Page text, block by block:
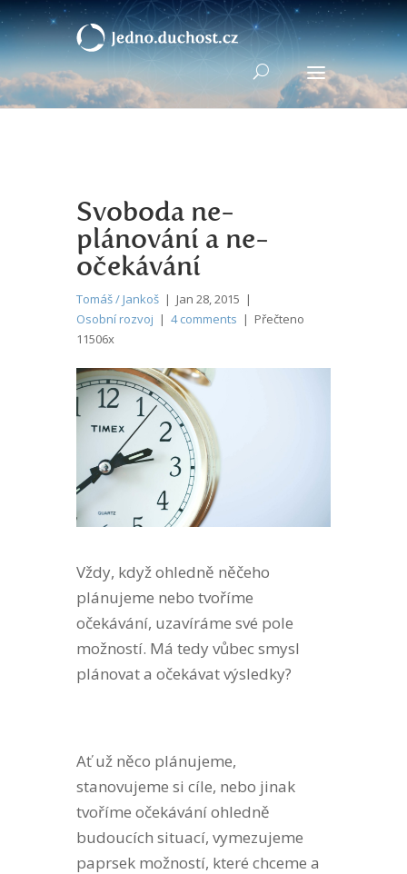
Svoboda ne-
plánování a ne-
očekávání
Tomáš / Jankoš | Jan 28, 2015 |
Osobní rozvoj | 4 comments | Přečteno
11506x
Vždy, když ohledně něčeho
plánujeme nebo tvoříme
očekávání, uzavíráme své pole
možností. Má tedy vůbec smysl
plánovat a očekávat výsledky?
Ať už něco plánujeme,
stanovujeme si cíle, nebo jinak
tvoříme očekávání ohledně
budoucích situací, vymezujeme
paprsek možností, které chceme a